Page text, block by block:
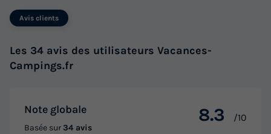
Avis clients
Les 34 avis des utilisateurs Vacances-
Campings.fr
Note globale
Basée sur34 avis
8.3 /10